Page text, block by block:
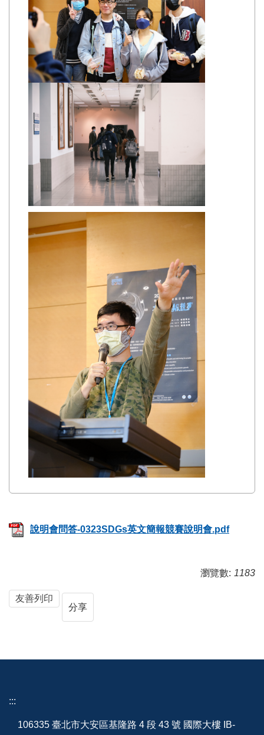
說明會問答-0323SDGs英文簡報競賽說明會.pdf
瀏覽數: 1183
友善列印
分享
:::
106335 臺北市大安區基隆路 4 段 43 號 國際大樓 IB-